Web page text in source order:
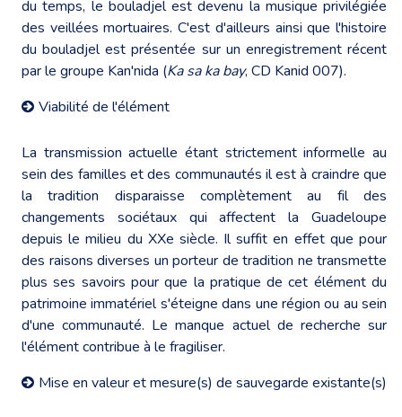
du temps, le bouladjel est devenu la musique privilégiée
des veillées mortuaires. C'est d'ailleurs ainsi que l'histoire
du bouladjel est présentée sur un enregistrement récent
par le groupe Kan'nida (Ka sa kabay, CD Kanid 007).
Viabilité de l'élément
La transmission actuelle étant strictement informelle au
sein des familles et des communautés il est à craindre que
la tradition disparaisse complètement au fil des
changements sociétaux qui affectent la Guadeloupe
depuis le milieu du XXe siècle. Il suffit en effet que pour
des raisons diverses un porteur de tradition ne transmette
plus ses savoirs pour que la pratique de cet élément du
patrimoine immatériel s'éteigne dans une région ou au sein
d'une communauté. Le manque actuel de recherche sur
l'élément contribue à le fragiliser.
Mise en valeur et mesure(s) de sauvegarde existante(s)